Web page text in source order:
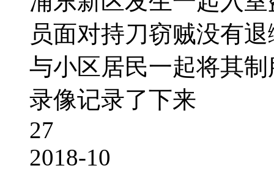
员面对持刀窃贼没有
与小区居民一起将其
录像记录了下来
27
2018-10